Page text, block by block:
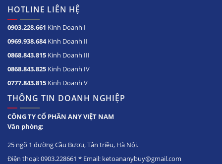
HOTLINE LIÊN HỆ
0903.228.661 Kinh Doanh I
0969.938.684Kinh Doanh II
0868.843.815 Kinh Doanh III
0868.843.825 Kinh Doanh IV
0777.843.815 Kinh Doanh V
THÔNG TIN DOANH NGHIỆP
CÔNG TY CỔ PHẦN ANY VIỆT NAM
Văn phòng:
25 ngõ 1 đường Cầu Bươu, Tân triều, Hà Nội.
Điện thoại: 0903.228661 * Email: ketoananybuy@gmail.com